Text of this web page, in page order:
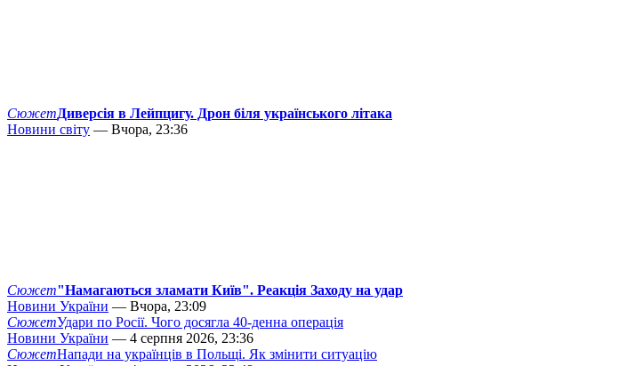
СюжетДиверсія в Лейпцигу. Дрон біля українського літака
Новини світу — Вчора, 23:36
Сюжет"Намагаються зламати Київ". Реакція Заходу на удар
Новини України — Вчора, 23:09
СюжетУдари по Росії. Чого досягла 40-денна операція
Новини України — 4 серпня 2026, 23:36
СюжетНапади на українців в Польщі. Як змінити ситуацію